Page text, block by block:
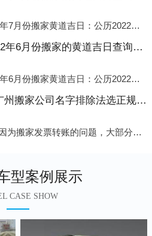
塔河县2022年7月份搬家黄道吉日：公历2022年7月6日 农历六月初八 星期三 冲虎(甲寅)公历2022年7月12日 农历六月十四 星期二 冲猴(庚申)公历2022年7月13日 农历六月十五 星期三 冲鸡
塔河县2022年6月份搬家的黄道吉日查询大全一览表哪天适合搬家好日子
塔河县2022年6月份搬家黄道吉日：公历2022年6月1日 农历五月初三 星期三 冲兔(己卯)公历2022年6月4日 农历五月初六 星期六 冲马(壬午)公历2022年6月8日 农历五月初十 星期三 冲狗(丙
塔河县从广州搬家公司名字排除法选正规公司
塔河县如今因为搬家发票转账的问题，大部分搬家公司都已经注册了营业执照，早5年前基本上所谓的搬家公司都是无注册状态也就是无照营业，由于企业注册量大增所以各种企业信息展示平台如雨后春笋般遍地开花，如：天眼查，企
型案例展示
CASE SHOW